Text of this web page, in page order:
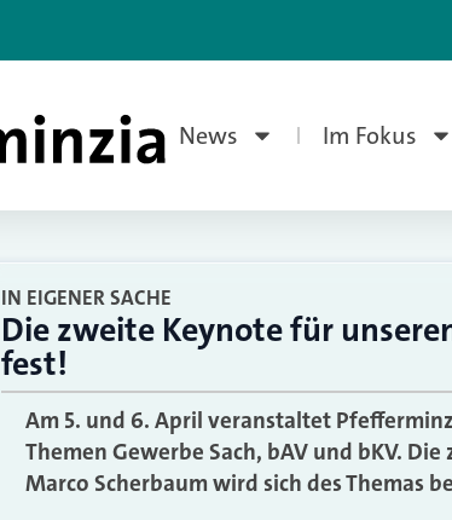
News Im Fokus
IN EIGENER SACHE
Die zweite Keynote für
fest!
Am 5. und 6. April veranstaltet
Themen Gewerbe Sach, bAV und bKV.
Marco Scherbaum wird sich des Themas